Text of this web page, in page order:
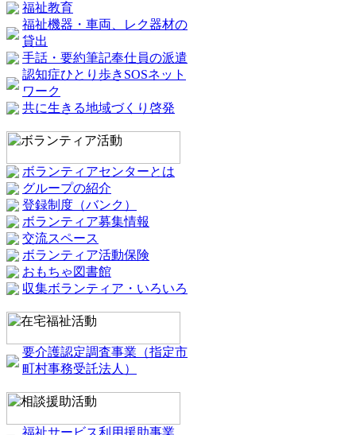
福祉教育
福祉機器・車両、レク器材の
貸出
手話・要約筆記奉仕員の派遣
認知症ひとり歩きSOSネット
ワーク
共に生きる地域づくり啓発
ボランティアセンターとは
グループの紹介
登録制度（バンク）
ボランティア募集情報
交流スペース
ボランティア活動保険
おもちゃ図書館
収集ボランティア・いろいろ
要介護認定調査事業（指定市
町村事務受託法人）
福祉サービス利用援助事業